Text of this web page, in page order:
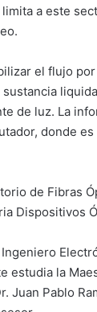
a este
el flujo
de luz. La
donde
de Fibras
Dispositivos
estudia la
Juan Pablo